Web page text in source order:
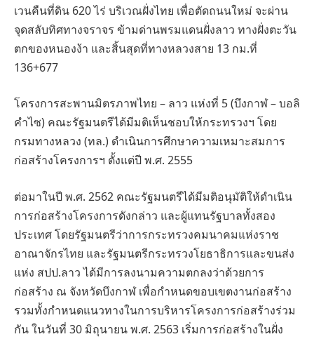
เวนคืนที่ดิน 620 ไร่ บริเวณฝั่งไทย เพื่อตัดถนนใหม่ จะผ่าน
จุดสลับทิศทางจราจร ข้ามด่านพรมแดนฝั่งลาว ทางฝั่งตะวัน
ตกของหนองง้า และสิ้นสุดที่ทางหลวงสาย 13 กม.ที่
136+677
โครงการสะพานมิตรภาพไทย – ลาว แห่งที่ 5 (บึงกาฬ – บอลิ
คำไซ) คณะรัฐมนตรีได้มีมติเห็นชอบให้กระทรวงฯ โดย
กรมทางหลวง (ทล.) ดำเนินการศึกษาความเหมาะสมการ
ก่อสร้างโครงการฯ ตั้งแต่ปี พ.ศ. 2555
ต่อมาในปี พ.ศ. 2562 คณะรัฐมนตรีได้มีมติอนุมัติให้ดำเนิน
การก่อสร้างโครงการดังกล่าว และผู้แทนรัฐบาลทั้งสอง
ประเทศ โดยรัฐมนตรีว่าการกระทรวงคมนาคมแห่งราช
อาณาจักรไทย และรัฐมนตรีกระทรวงโยธาธิการและขนส่ง
แห่ง สปป.ลาว ได้มีการลงนามความตกลงว่าด้วยการ
ก่อสร้าง ณ จังหวัดบึงกาฬ เพื่อกำหนดขอบเขตงานก่อสร้าง
รวมทั้งกำหนดแนวทางในการบริหารโครงการก่อสร้างร่วม
กัน ในวันที่ 30 มิถุนายน พ.ศ. 2563 เริ่มการก่อสร้างในฝั่ง